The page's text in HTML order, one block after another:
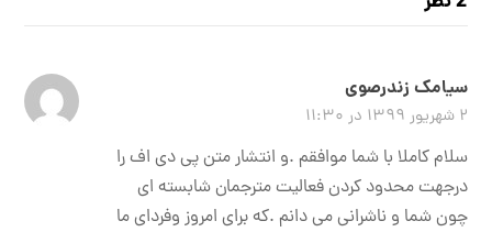
سیامک زندرصوی
۲ شهریور ۱۳۹۹ در ۱۱:۳۰
سلام کاملا با شما موافقم .و انتشار متن پی دی اف را
درجهت محدود کردن فعالیت مترجمان شابسته ای
چون شما و ناشرانی می دانم .که برای امروز وفردای ما